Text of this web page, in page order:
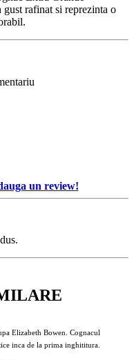
rafinat si reprezinta o
un review!
Elizabeth Bowen. Cognacul
inca de la prima inghititura.